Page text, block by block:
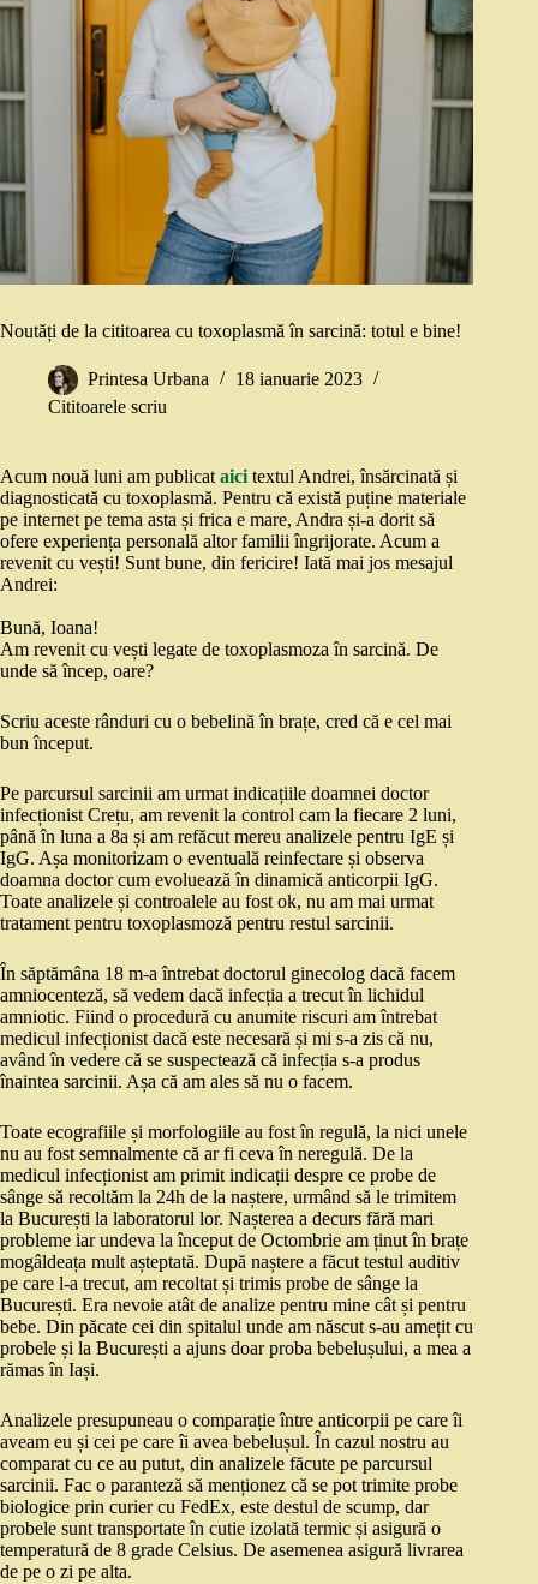
Noutăți de la cititoarea cu toxoplasmă în sarcină: totul e bine!
Printesa Urbana
18 ianuarie 2023
Cititoarele scriu
Acum nouă luni am publicat aici textul Andrei, însărcinată și
diagnosticată cu toxoplasmă. Pentru că există puține materiale
pe internet pe tema asta și frica e mare, Andra și-a dorit să
ofere experiența personală altor familii îngrijorate. Acum a
revenit cu vești! Sunt bune, din fericire! Iată mai jos mesajul
Andrei:
Bună, Ioana!
Am revenit cu vești legate de toxoplasmoza în sarcină. De
unde să încep, oare?
Scriu aceste rânduri cu o bebelină în brațe, cred că e cel mai
bun început.
Pe parcursul sarcinii am urmat indicațiile doamnei doctor
infecționist Crețu, am revenit la control cam la fiecare 2 luni,
până în luna a 8a și am refăcut mereu analizele pentru IgE și
IgG. Așa monitorizam o eventuală reinfectare și observa
doamna doctor cum evoluează în dinamică anticorpii IgG.
Toate analizele și controalele au fost ok, nu am mai urmat
tratament pentru toxoplasmoză pentru restul sarcinii.
În săptămâna 18 m-a întrebat doctorul ginecolog dacă facem
amniocenteză, să vedem dacă infecția a trecut în lichidul
amniotic. Fiind o procedură cu anumite riscuri am întrebat
medicul infecționist dacă este necesară și mi s-a zis că nu,
având în vedere că se suspectează că infecția s-a produs
înaintea sarcinii. Așa că am ales să nu o facem.
Toate ecografiile și morfologiile au fost în regulă, la nici unele
nu au fost semnalmente că ar fi ceva în neregulă. De la
medicul infecționist am primit indicații despre ce probe de
sânge să recoltăm la 24h de la naștere, urmând să le trimitem
la București la laboratorul lor. Nașterea a decurs fără mari
probleme iar undeva la început de Octombrie am ținut în brațe
mogâldeața mult așteptată. După naștere a făcut testul auditiv
pe care l-a trecut, am recoltat și trimis probe de sânge la
București. Era nevoie atât de analize pentru mine cât și pentru
bebe. Din păcate cei din spitalul unde am născut s-au amețit cu
probele și la București a ajuns doar proba bebelușului, a mea a
rămas în Iași.
Analizele presupuneau o comparație între anticorpii pe care îi
aveam eu și cei pe care îi avea bebelușul. În cazul nostru au
comparat cu ce au putut, din analizele făcute pe parcursul
sarcinii. Fac o paranteză să menționez că se pot trimite probe
biologice prin curier cu FedEx, este destul de scump, dar
probele sunt transportate în cutie izolată termic și asigură o
temperatură de 8 grade Celsius. De asemenea asigură livrarea
de pe o zi pe alta.